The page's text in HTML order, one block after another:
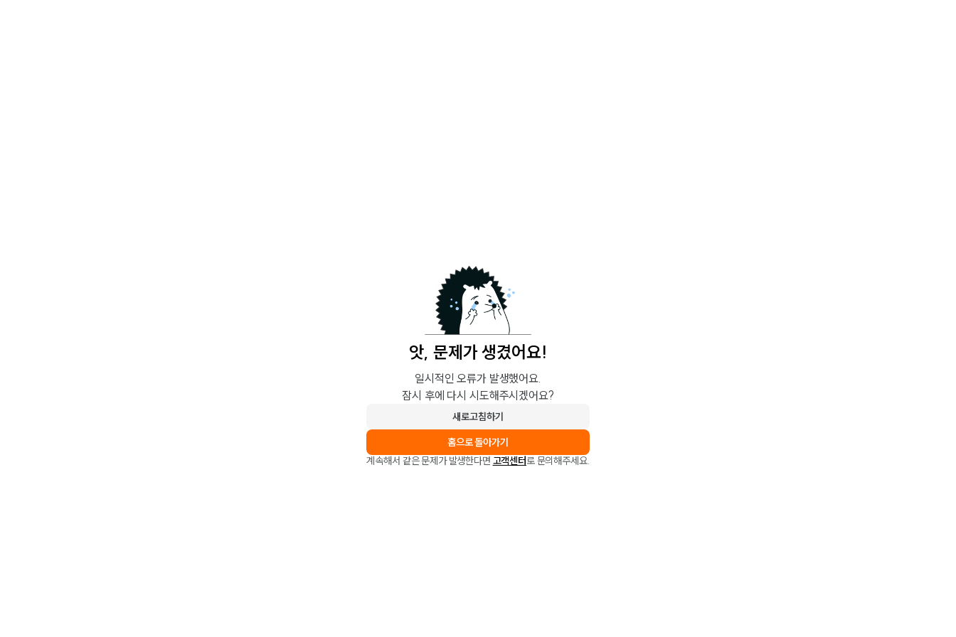
앗, 문제가 생겼어요!
일시적인 오류가 발생했어요.
잠시 후에 다시 시도해주시겠어요?
새로고침하기
홈으로 돌아가기
계속해서 같은 문제가 발생한다면 고객센터로 문의해주세요.